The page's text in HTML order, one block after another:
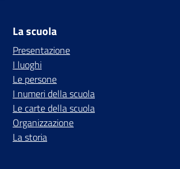
La scuola
Presentazione
I luoghi
Le persone
I numeri della scuola
Le carte della scuola
Organizzazione
La storia